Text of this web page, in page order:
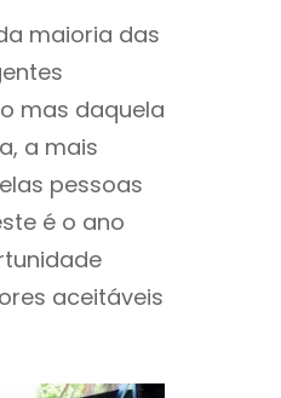
maioria das
mas daquela
a mais
pessoas
é o ano
aceitáveis